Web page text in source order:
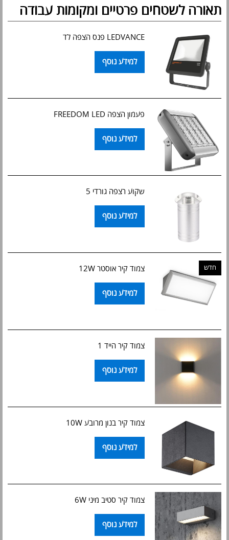
תאורה לשטחים פרטיים ומקומות עבודה
LEDVANCE פנס הצפה לד
למידע נוסף
פעמון הצפה FREEDOM LED
למידע נוסף
שקוע רצפה גורדי 5
למידע נוסף
חדש צמוד קיר אוסטר 12W
למידע נוסף
צמוד קיר הייד 1
למידע נוסף
צמוד קיר בנון מרובע 10W
למידע נוסף
צמוד קיר סטיב מיני 6W
למידע נוסף